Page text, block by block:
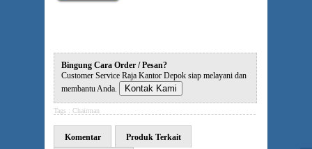
Bingung Cara Order / Pesan?
Customer Service Raja Kantor Depok siap melayani dan
membantu Anda.
Kontak Kami
Tags : Chairman
Komentar Produk Terkait